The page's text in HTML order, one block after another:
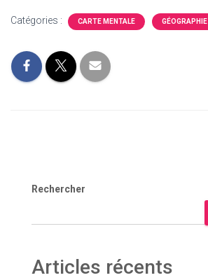
Catégories : CARTE MENTALE GÉOGRAPHIE
Rechercher
Articles récents